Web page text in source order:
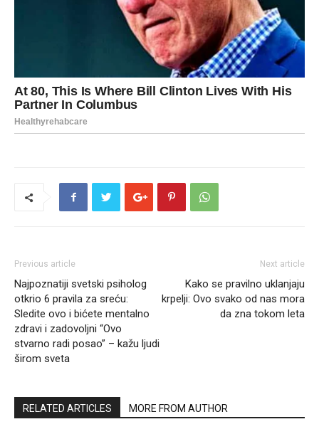
Previous article
Najpoznatiji svetski psiholog
otkrio 6 pravila za sreću:
Sledite ovo i bićete mentalno
zdravi i zadovoljni “Ovo
stvarno radi posao” – kažu ljudi
širom sveta
Next article
Kako se pravilno uklanjaju
krpelji: Ovo svako od nas mora
da zna tokom leta
RELATED ARTICLES MORE FROM AUTHOR